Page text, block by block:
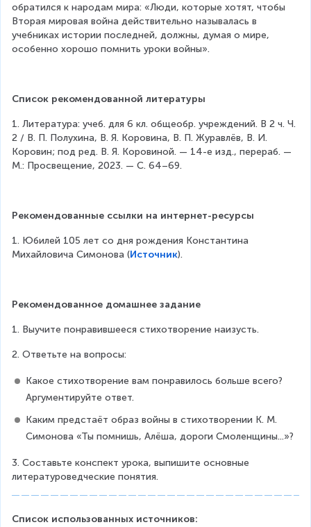
обратился к народам мира: «Люди, которые хотят, чтобы
Вторая мировая война действительно называлась в
учебниках истории последней, должны, думая о мире,
особенно хорошо помнить уроки войны».
Список рекомендованной литературы
1. Литература: учеб. для 6 кл. общеобр. учреждений. В 2 ч. Ч.
2 / В. П. Полухина, В. Я. Коровина, В. П. Журавлёв, В. И.
Коровин; под ред. В. Я. Коровиной. — 14-е изд., перераб. —
М.: Просвещение, 2023. — С. 64–69.
Рекомендованные ссылки на интернет-ресурсы
1. Юбилeй 105 лeт co дня poждeния Koнcтaнтинa
Mиxaйлoвичa Cимoнoвa (Источник).
Рекомендованное домашнее задание
1. Выучите понравившееся стихотворение наизусть.
2. Ответьте на вопросы:
Какое стихотворение вам понравилось больше всего?
Аргументируйте ответ.
Каким предстаёт образ войны в стихотворении К. М.
Симонова «Ты помнишь, Алёша, дороги Смоленщины...»?
3. Составьте конспект урока, выпишите основные
литературоведческие понятия.
Список использованных источников: